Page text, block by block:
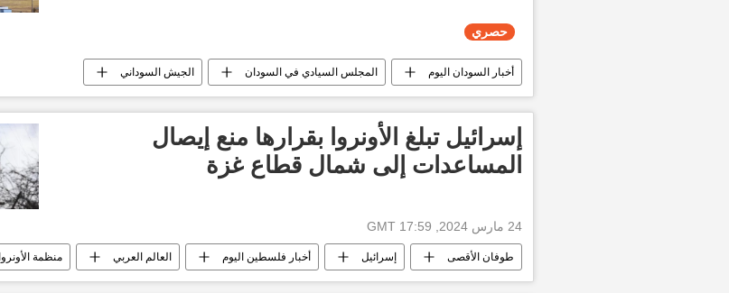
حصري
أخبار السودان اليوم المجلس السيادي في السودان الجيش السوداني
قوات الدعم السريع السودانية حصري تقارير سبوتنيك العالم العربي
إسرائيل تبلغ الأونروا بقرارها منع إيصال
المساعدات إلى شمال قطاع غزة
24 مارس 2024, 17:59 GMT
طوفان الأقصى إسرائيل أخبار فلسطين اليوم العالم العربي منظمة الأونروا